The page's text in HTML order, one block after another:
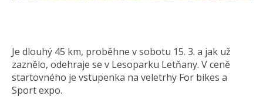
Je dlouhý 45 km, proběhne v sobotu 15. 3. a jak už
zaznělo, odehraje se v Lesoparku Letňany. V ceně
startovného je vstupenka na veletrhy For bikes a
Sport expo.